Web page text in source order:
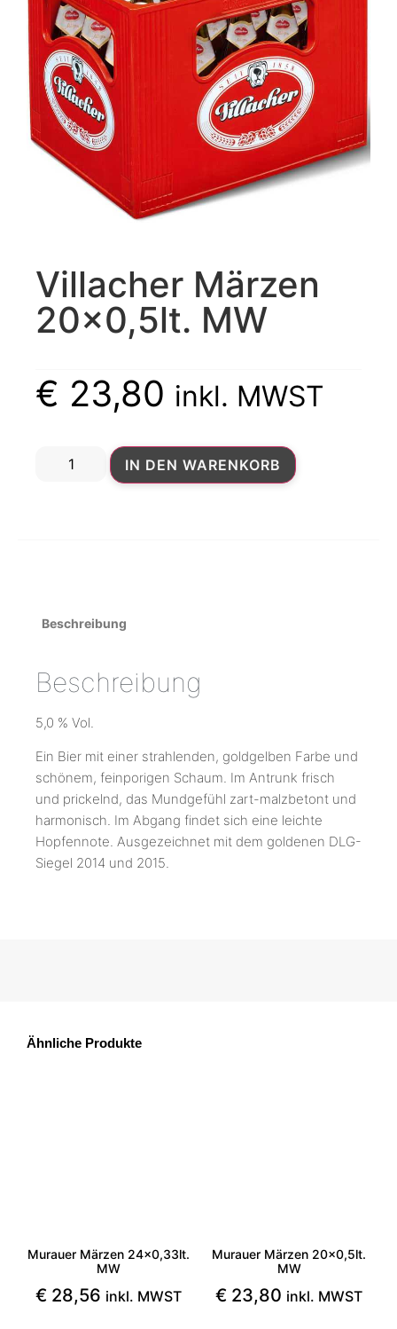
Villacher Märzen
20×0,5lt. MW
€ 23,80 inkl. MWST
IN DEN WARENKORB
Beschreibung
Beschreibung
5,0 % Vol.
Ein Bier mit einer strahlenden, goldgelben Farbe und
schönem, feinporigen Schaum. Im Antrunk frisch
und prickelnd, das Mundgefühl zart-malzbetont und
harmonisch. Im Abgang findet sich eine leichte
Hopfennote. Ausgezeichnet mit dem goldenen DLG-
Siegel 2014 und 2015.
Ähnliche Produkte
Murauer Märzen 24×0,33lt.
MW
€ 28,56 inkl. MWST
Murauer Märzen 20×0,5lt.
MW
€ 23,80 inkl. MWST